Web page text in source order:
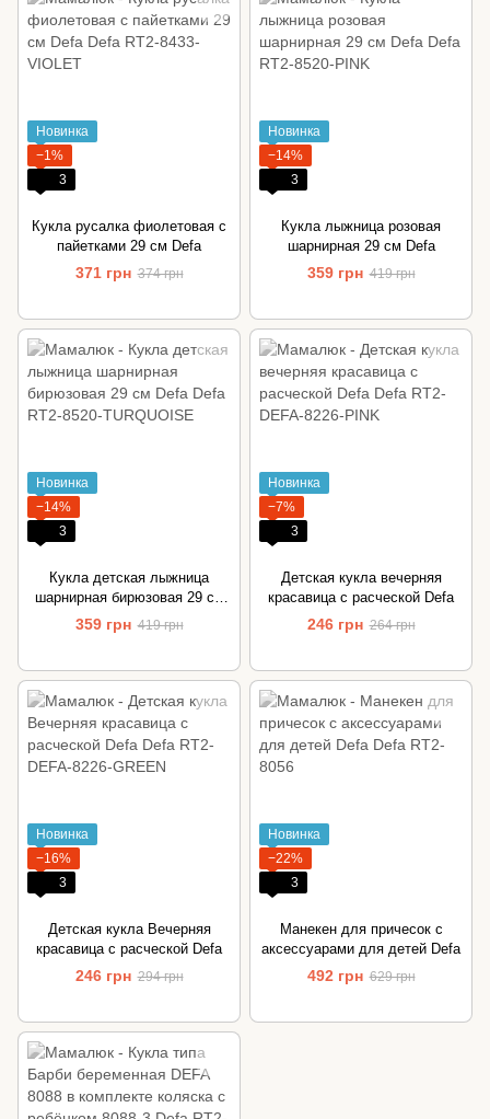
Новинка
−1%
3
Кукла русалка фиолетовая с
пайетками 29 см Defa
371 грн 374 грн
Новинка
−14%
3
Кукла лыжница розовая
шарнирная 29 см Defa
359 грн 419 грн
Новинка
−14%
3
Кукла детская лыжница
шарнирная бирюзовая 29 см
Defa
359 грн 419 грн
Новинка
−7%
3
Детская кукла вечерняя
красавица с расческой Defa
246 грн 264 грн
Новинка
−16%
3
Детская кукла Вечерняя
красавица с расческой Defa
246 грн 294 грн
Новинка
−22%
3
Манекен для причесок с
аксессуарами для детей Defa
492 грн 629 грн